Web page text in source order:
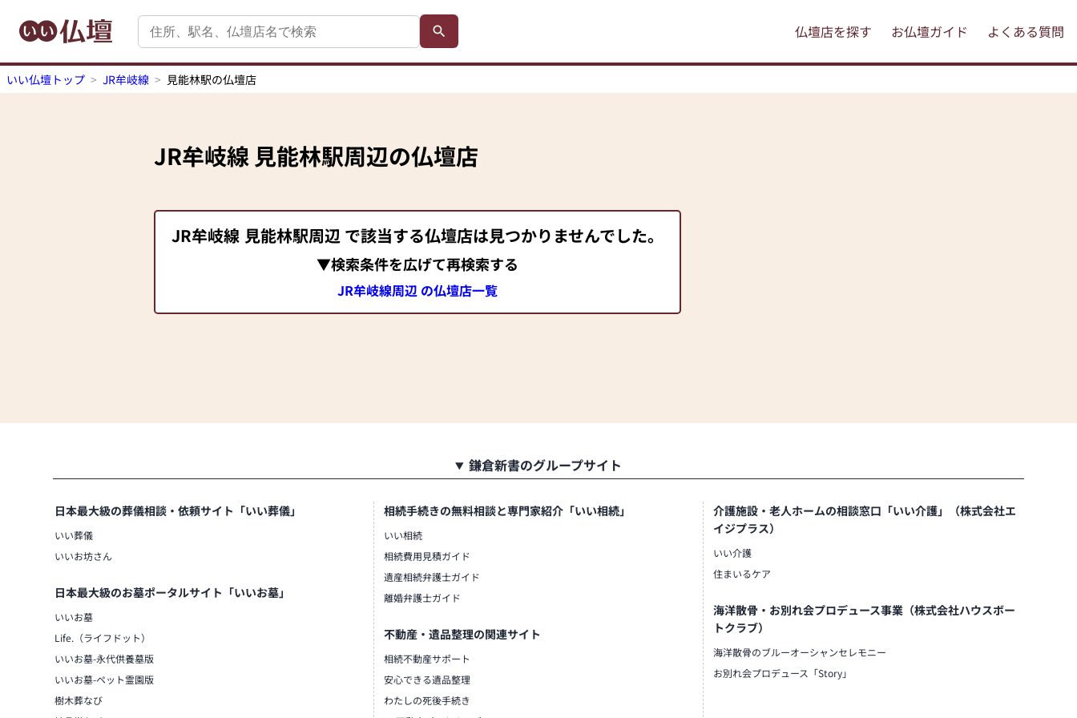
仏壇店を探す お仏壇ガイド よくある質問
いい仏壇トップ JR牟岐線 見能林駅の仏壇店
JR牟岐線見能林駅周辺の仏壇店
JR牟岐線 見能林駅周辺 で該当する仏壇店は見つかりませんでした。
▼検索条件を広げて再検索する
JR牟岐線周辺 の仏壇店一覧
鎌倉新書のグループサイト
日本最大級の葬儀相談・依頼サイト「いい葬儀」
いい葬儀
いいお坊さん
日本最大級のお墓ポータルサイト「いいお墓」
いいお墓
Life.（ライフドット）
いいお墓-永代供養墓版
いいお墓-ペット霊園版
樹木葬なび
相続手続きの無料相談と専門家紹介「いい相続」
いい相続
相続費用見積ガイド
遺産相続弁護士ガイド
離婚弁護士ガイド
不動産・遺品整理の関連サイト
相続不動産サポート
安心できる遺品整理
わたしの死後手続き
介護施設・老人ホームの相談窓口「いい介護」（株式会社エ
イジプラス）
いい介護
住まいるケア
海洋散骨・お別れ会プロデュース事業（株式会社ハウスボー
トクラブ）
海洋散骨のブルーオーシャンセレモニー
お別れ会プロデュース「Story」